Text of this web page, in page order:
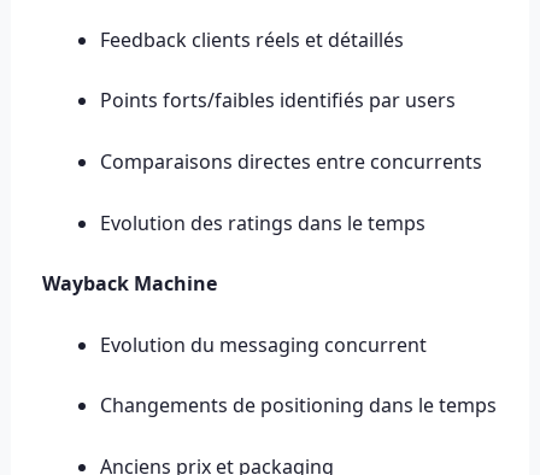
Feedback clients réels et détaillés
Points forts/faibles identifiés par users
Comparaisons directes entre concurrents
Evolution des ratings dans le temps
Wayback Machine
Evolution du messaging concurrent
Changements de positioning dans le temps
Anciens prix et packaging